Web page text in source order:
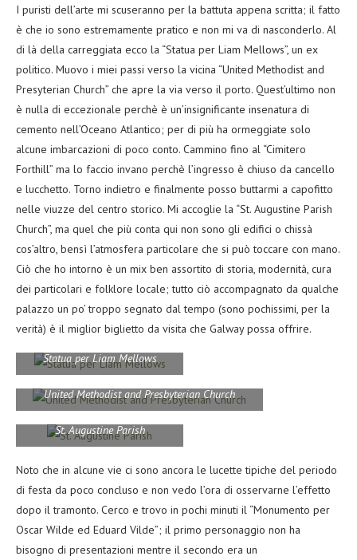
I puristi dell’arte mi scuseranno per la battuta appena scritta; il fatto
è che io sono estremamente pratico e non mi va di nasconderlo. Al
di là della carreggiata ecco la “Statua per Liam Mellows”, un ex
politico. Muovo i miei passi verso la vicina “United Methodist and
Presyterian Church” che apre la via verso il porto. Quest’ultimo non
è nulla di eccezionale perchè è un’insignificante insenatura di
cemento nell’Oceano Atlantico; per di più ha ormeggiate solo
alcune imbarcazioni di poco conto. Cammino fino al “Cimitero
Forthill” ma lo faccio invano perchè l’ingresso è chiuso da cancello
e lucchetto. Torno indietro e finalmente posso buttarmi a capofitto
nelle viuzze del centro storico. Mi accoglie la “St. Augustine Parish
Church”, ma quel che più conta qui non sono gli edifici o chissà
cos’altro, bensì l’atmosfera particolare che si può toccare con mano.
Ciò che ho intorno è un mix ben assortito di storia, modernità, cura
dei particolari e folklore locale; tutto ciò accompagnato da qualche
palazzo un po’ troppo segnato dal tempo (sono pochissimi, per la
verità) è il miglior biglietto da visita che Galway possa offrire.
Statua per Liam Mellows
United Methodist and Presbyterian Church
St. Augustine Parish
Noto che in alcune vie ci sono ancora le lucette tipiche del periodo
di festa da poco concluso e non vedo l’ora di osservarne l’effetto
dopo il tramonto. Cerco e trovo in pochi minuti il “Monumento per
Oscar Wilde ed Eduard Vilde”; il primo personaggio non ha
bisogno di presentazioni mentre il secondo era un